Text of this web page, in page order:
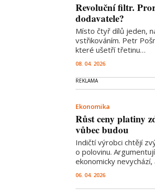
Revoluční filtr.
dodavatele?
Místo čtyř dílů jeden,
vstřikováním. Petr
které ušetří třetinu…
08. 04. 2026
Ekonomika
Růst ceny platiny
vůbec budou
Indičtí výrobci chtějí
o polovinu.
ekonomicky nevychází,
06. 04. 2026